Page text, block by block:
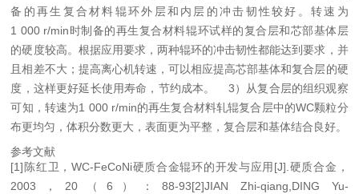
备的再生复合材料辊环外层和内层的冲击韧性较好。转速为
1 000 r/min时制备的再生复合材料辊环试样的复合层和芯部基体层
的硬度较高。根据应用要求，两种辊环的冲击韧性都能达到要求，并
且相差不大；提高离心机转速，可以相应提高芯部基体和复合层的硬
度，这样更好延长使用寿命，节约成本。
3）从复合层的组织观察
可知，转速为1 000 r/min的再生复合材料轧辊复合层中的WC颗粒分
布更均匀，体积分数更大，表面更为平整，复合层和基体结合良好。
参考文献
[1]陈红卫，WC-FeCoNi硬质合金辊环的开发与应用[J].硬质合金，
2003，20（6）：88-93[2]JIAN Zhi-qiang,DING Yu-